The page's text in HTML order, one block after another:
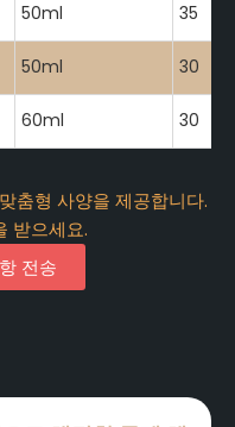
50ml 35
50ml 30
60ml 30
춤형 사양을 제공합니다.
받으세요.
전송